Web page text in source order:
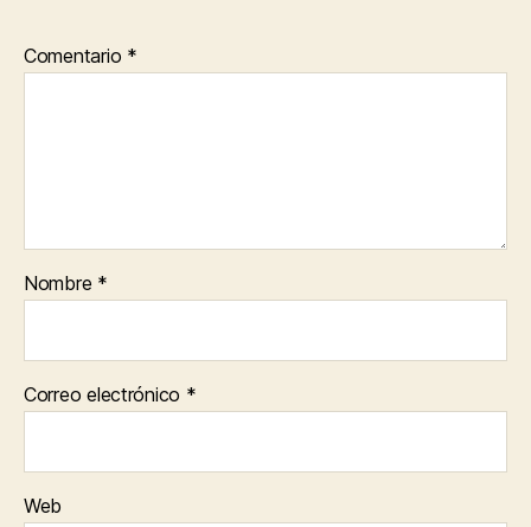
Comentario *
Nombre *
Correo electrónico *
Web